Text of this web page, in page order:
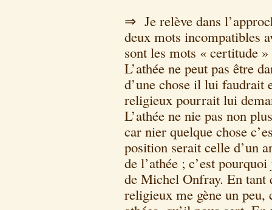
⇒ Je relève dans
deux mots incompatibles
sont les mots « certitude
L’athée ne peut pas être
d’une chose il lui faudrait
religieux pourrait lui
L’athée ne nie pas non
car nier quelque chose
position serait celle d’un
de l’athée ; c’est
de Michel Onfray. En tant
religieux me gène un peu,